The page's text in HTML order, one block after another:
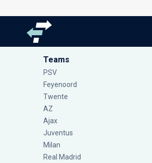
Teams
PSV
Feyenoord
Twente
AZ
Ajax
Juventus
Milan
Real Madrid